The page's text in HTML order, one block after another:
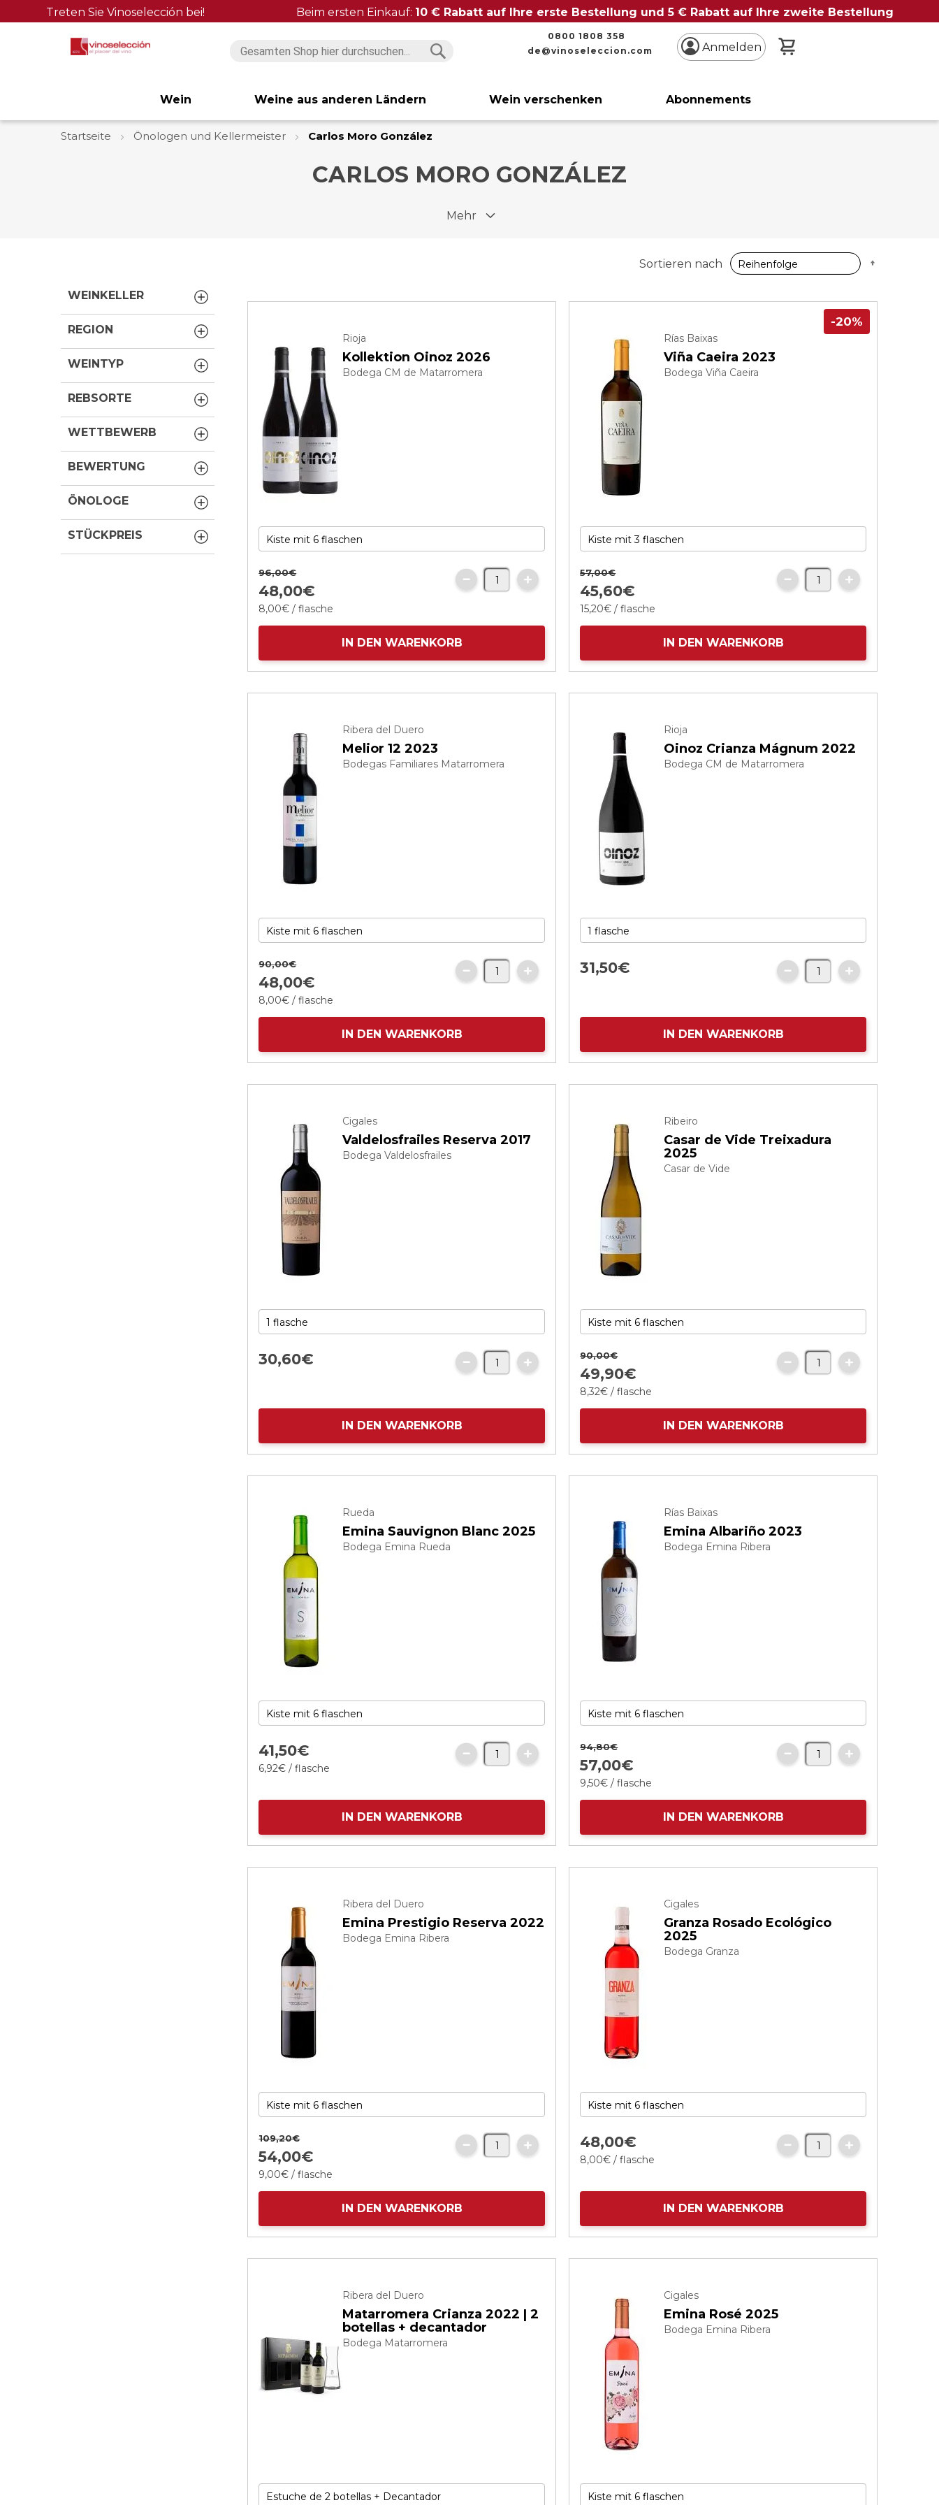
Treten Sie Vinoselección bei! Beim ersten Einkauf: 10 € Rabatt auf Ihre erste Bestellung und 5 € Rabatt auf Ihre zweite Bestellung
0800 1808 358
de@vinoseleccion.com
Anmelden
Wein Weine aus anderen Ländern Wein verschenken Abonnements
Startseite Önologen und Kellermeister Carlos Moro González
CARLOS MORO GONZÁLEZ
Mehr
Sortieren nach
Rioja
Kollektion Oinoz 2026
Bodega CM de Matarromera
96,00€
48,00€
8,00€ / flasche
IN DEN WARENKORB
Rías Baixas
Viña Caeira 2023
Bodega Viña Caeira
-20%
57,00€
45,60€
15,20€ / flasche
IN DEN WARENKORB
Ribera del Duero
Melior 12 2023
Bodegas Familiares Matarromera
90,00€
48,00€
8,00€ / flasche
IN DEN WARENKORB
Rioja
Oinoz Crianza Mágnum 2022
Bodega CM de Matarromera
31,50€
IN DEN WARENKORB
Cigales
Valdelosfrailes Reserva 2017
Bodega Valdelosfrailes
30,60€
IN DEN WARENKORB
Ribeiro
Casar de Vide Treixadura
2025
Casar de Vide
90,00€
49,90€
8,32€ / flasche
IN DEN WARENKORB
Rueda
Emina Sauvignon Blanc 2025
Bodega Emina Rueda
41,50€
6,92€ / flasche
IN DEN WARENKORB
Rías Baixas
Emina Albariño 2023
Bodega Emina Ribera
94,80€
57,00€
9,50€ / flasche
IN DEN WARENKORB
Ribera del Duero
Emina Prestigio Reserva 2022
Bodega Emina Ribera
109,20€
54,00€
9,00€ / flasche
IN DEN WARENKORB
Cigales
Granza Rosado Ecológico
2025
Bodega Granza
48,00€
8,00€ / flasche
IN DEN WARENKORB
Ribera del Duero
Matarromera Crianza 2022 | 2
botellas + decantador
Bodega Matarromera
Cigales
Emina Rosé 2025
Bodega Emina Ribera
WEINKELLER
REGION
WEINTYP
REBSORTE
WETTBEWERB
BEWERTUNG
ÖNOLOGE
STÜCKPREIS